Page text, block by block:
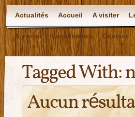
Actualités Accueil A visiter
A visiter Localisation Contact
Tagged With:
Aucun